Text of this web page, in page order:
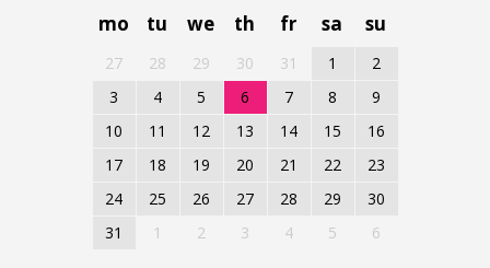
mo
tu we th fr sa su
27 28 29 30 31 1
2
3
4 5 6 7 8
9
10
11 12 13 14 15
16
17
18 19 20 21 22
23
24
25 26 27 28 29
30
31
1 2 3 4 5 6